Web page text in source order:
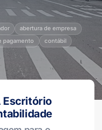
abertura de empresa
pagamento
contábil
Escritório